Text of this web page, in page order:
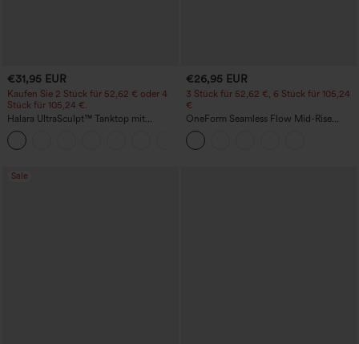
€31,95 EUR
Kaufen Sie 2 Stück für 52,62 € oder 4
Stück für 105,24 €.
Halara UltraSculpt™ Tanktop mit
Rundhalsausschnitt und
geschwungenem Saum
€26,95 EUR
3 Stück für 52,62 €, 6 Stück für 105,24
€
OneForm Seamless Flow Mid-Rise
Yoga-Leggings - mittelhoher Bund,
bauchformend und mit Po-Lifting-
Effekt
Sale